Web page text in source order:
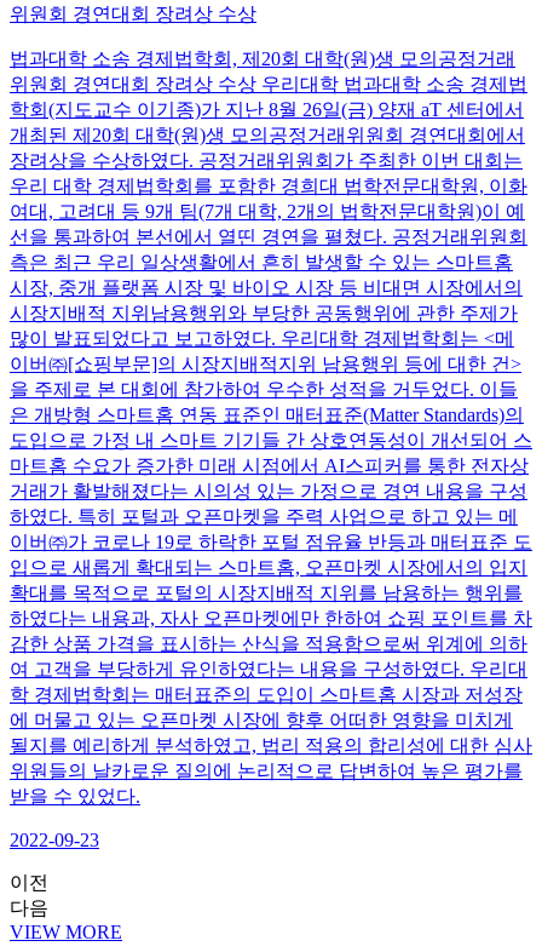
위원회 경연대회 장려상 수상
법과대학 소송 경제법학회, 제20회 대학(원)생 모의공정거래
위원회 경연대회 장려상 수상 우리대학 법과대학 소송 경제법
학회(지도교수 이기종)가 지난 8월 26일(금) 양재 aT 센터에서
개최된 제20회 대학(원)생 모의공정거래위원회 경연대회에서
장려상을 수상하였다. 공정거래위원회가 주최한 이번 대회는
우리 대학 경제법학회를 포함한 경희대 법학전문대학원, 이화
여대, 고려대 등 9개 팀(7개 대학, 2개의 법학전문대학원)이 예
선을 통과하여 본선에서 열띤 경연을 펼쳤다. 공정거래위원회
측은 최근 우리 일상생활에서 흔히 발생할 수 있는 스마트홈
시장, 중개 플랫폼 시장 및 바이오 시장 등 비대면 시장에서의
시장지배적 지위남용행위와 부당한 공동행위에 관한 주제가
많이 발표되었다고 보고하였다. 우리대학 경제법학회는 <메
이버㈜[쇼핑부문]의 시장지배적지위 남용행위 등에 대한 건>
을 주제로 본 대회에 참가하여 우수한 성적을 거두었다. 이들
은 개방형 스마트홈 연동 표준인 매터표준(Matter Standards)의
도입으로 가정 내 스마트 기기들 간 상호연동성이 개선되어 스
마트홈 수요가 증가한 미래 시점에서 AI스피커를 통한 전자상
거래가 활발해졌다는 시의성 있는 가정으로 경연 내용을 구성
하였다. 특히 포털과 오픈마켓을 주력 사업으로 하고 있는 메
이버㈜가 코로나 19로 하락한 포털 점유율 반등과 매터표준 도
입으로 새롭게 확대되는 스마트홈, 오픈마켓 시장에서의 입지
확대를 목적으로 포털의 시장지배적 지위를 남용하는 행위를
하였다는 내용과, 자사 오픈마켓에만 한하여 쇼핑 포인트를 차
감한 상품 가격을 표시하는 산식을 적용함으로써 위계에 의하
여 고객을 부당하게 유인하였다는 내용을 구성하였다. 우리대
학 경제법학회는 매터표준의 도입이 스마트홈 시장과 저성장
에 머물고 있는 오픈마켓 시장에 향후 어떠한 영향을 미치게
될지를 예리하게 분석하였고, 법리 적용의 합리성에 대한 심사
위원들의 날카로운 질의에 논리적으로 답변하여 높은 평가를
받을 수 있었다.
2022-09-23
이전
다음
VIEW MORE